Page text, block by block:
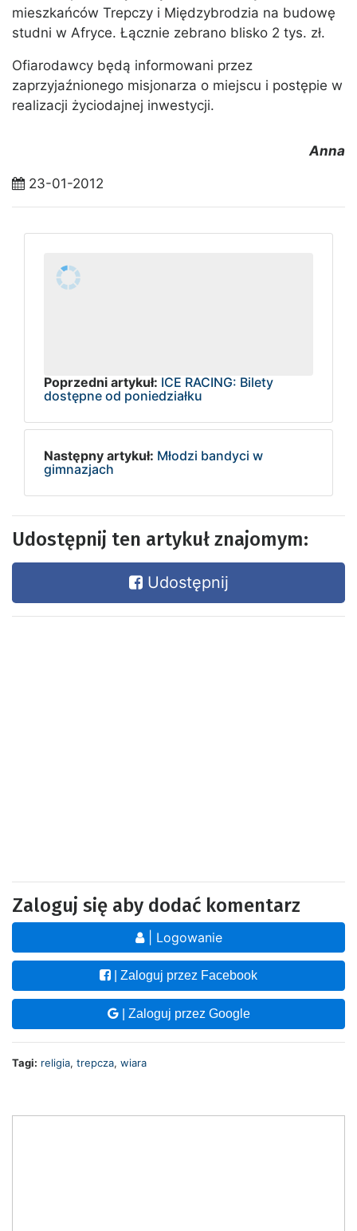
mieszkańców Trepczy i Międzybrodzia na budowę
studni w Afryce. Łącznie zebrano blisko 2 tys. zł.
Ofiarodawcy będą informowani przez
zaprzyjaźnionego misjonarza o miejscu i postępie w
realizacji życiodajnej inwestycji.
Anna
23-01-2012
Poprzedni artykuł: ICE RACING: Bilety
dostępne od poniedziałku
Następny artykuł: Młodzi bandyci w
gimnazjach
Udostępnij ten artykuł znajomym:
Udostępnij
Zaloguj się aby dodać komentarz
| Logowanie
| Zaloguj przez Facebook
| Zaloguj przez Google
Tagi: religia, trepcza, wiara